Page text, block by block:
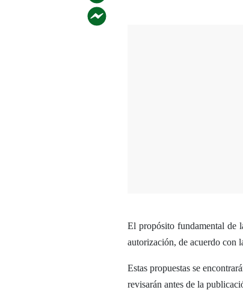
El propósito fundamental de
autorización, de acuerdo con
Estas propuestas se
revisarán antes de la